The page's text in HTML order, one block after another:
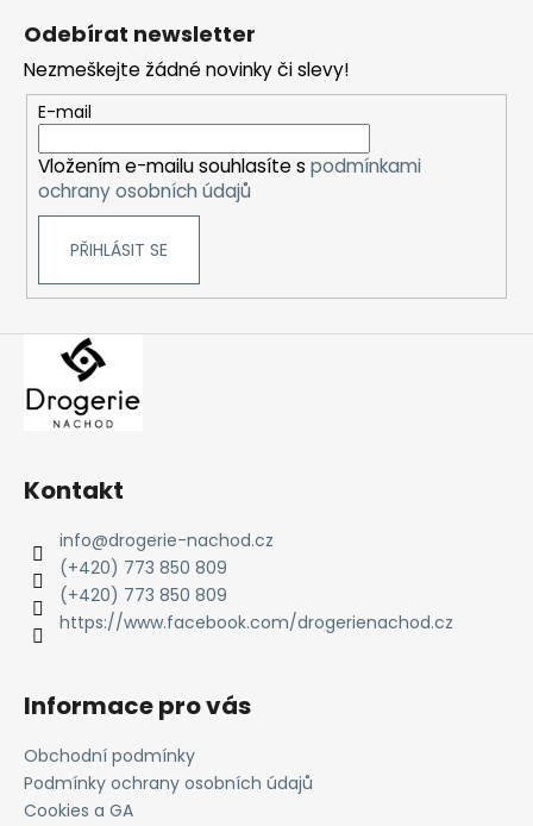
Odebírat newsletter
Nezmeškejte žádné novinky či slevy!
E-mail
Vložením e-mailu souhlasíte s podmínkami
ochrany osobních údajů
PŘIHLÁSIT SE
Kontakt
info@drogerie-nachod.cz
(+420) 773 850 809
(+420) 773 850 809
https://www.facebook.com/drogerienachod.cz
Informace pro vás
Obchodní podmínky
Podmínky ochrany osobních údajů
Cookies a GA